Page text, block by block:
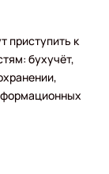
приступить к
бухучёт,